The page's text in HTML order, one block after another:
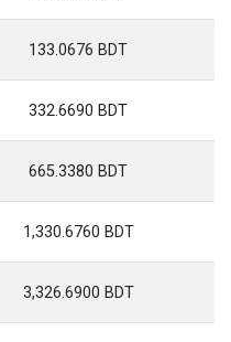
133.0676 BDT
332.6690 BDT
665.3380 BDT
1,330.6760 BDT
3,326.6900 BDT